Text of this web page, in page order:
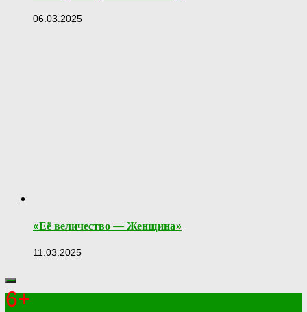
06.03.2025
«Её величество — Женщина»
11.03.2025
6+